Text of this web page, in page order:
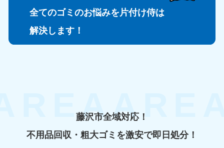
全てのゴミのお悩みを片付け侍は
解決します！
藤沢市全域対応！
不用品回収・粗大ゴミを激安で即日処分！